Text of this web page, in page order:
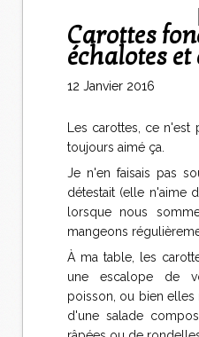
Carottes fondantes aux
échalotes
12 Janvier 2016
Les carottes, ce
toujours aimé ça.
Je n'en faisais pas
détestait (elle n'aime
lorsque nous
mangeons
À ma table, les
une escalope de
poisson, ou bien
d'une salade